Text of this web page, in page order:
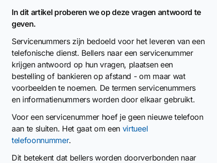
In dit artikel proberen we op deze vragen antwoord te
geven.
Servicenummers zijn bedoeld voor het leveren van een
telefonische dienst. Bellers naar een servicenummer
krijgen antwoord op hun vragen, plaatsen een
bestelling of bankieren op afstand - om maar wat
voorbeelden te noemen. De termen servicenummers
en informatienummers worden door elkaar gebruikt.
Voor een servicenummer hoef je geen nieuwe telefoon
aan te sluiten. Het gaat om een virtueel
telefoonnummer.
Dit betekent dat bellers worden doorverbonden naar